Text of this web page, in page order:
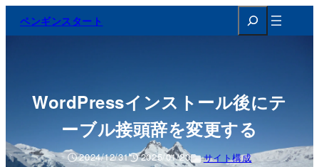
ペンギンスタート
索
WordPressインストール後にテ
ーブル接頭辞を変更する
2024/12/31 2025/01/20 サイト構成